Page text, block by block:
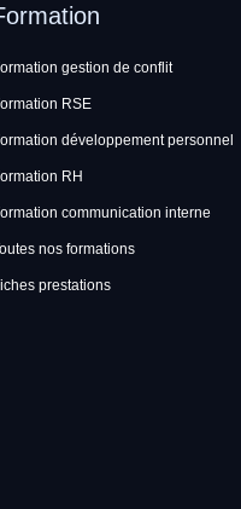
gestion de conflit
RSE
développement personnel
RH
communication interne
nos formations
prestations